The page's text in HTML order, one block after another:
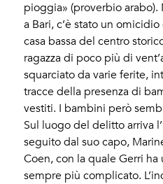
pioggia» (proverbio
a Bari, c’è stato un
casa bassa del centro
ragazza di poco più di
squarciato da varie ferite,
tracce della presenza di
vestiti. I bambini però
Sul luogo del delitto arriva
seguito dal suo capo,
Coen, con la quale Gerri
sempre più complicato.